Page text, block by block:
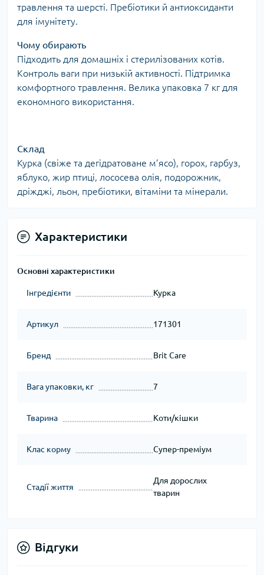
травлення та шерсті. Пребіотики й антиоксиданти
для імунітету.
Чому обирають
Підходить для домашніх і стерилізованих котів.
Контроль ваги при низькій активності. Підтримка
комфортного травлення. Велика упаковка 7 кг для
економного використання.
Склад
Курка (свіже та дегідратоване м’ясо), горох, гарбуз,
яблуко, жир птиці, лососева олія, подорожник,
дріжджі, льон, пребіотики, вітаміни та мінерали.
Характеристики
Основні характеристики
Інгредієнти Курка
Артикул 171301
Бренд Brit Care
Вага упаковки, кг 7
Тварина Коти/кішки
Клас корму Супер-преміум
Стадії життя
Для дорослих
тварин
Відгуки